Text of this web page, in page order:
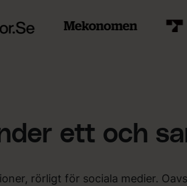
ett och
rörligt för sociala medier.